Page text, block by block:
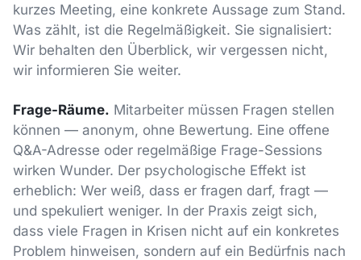
kurzes Meeting, eine konkrete Aussage zum Stand.
Was zählt, ist die Regelmäßigkeit. Sie signalisiert:
Wir behalten den Überblick, wir vergessen nicht,
wir informieren Sie weiter.
Frage-Räume. Mitarbeiter müssen Fragen stellen
können — anonym, ohne Bewertung. Eine offene
Q&A-Adresse oder regelmäßige Frage-Sessions
wirken Wunder. Der psychologische Effekt ist
erheblich: Wer weiß, dass er fragen darf, fragt —
und spekuliert weniger. In der Praxis zeigt sich,
dass viele Fragen in Krisen nicht auf ein konkretes
Problem hinweisen, sondern auf ein Bedürfnis nach